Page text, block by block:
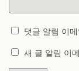
댓글 알림 이
새 글 알림 이